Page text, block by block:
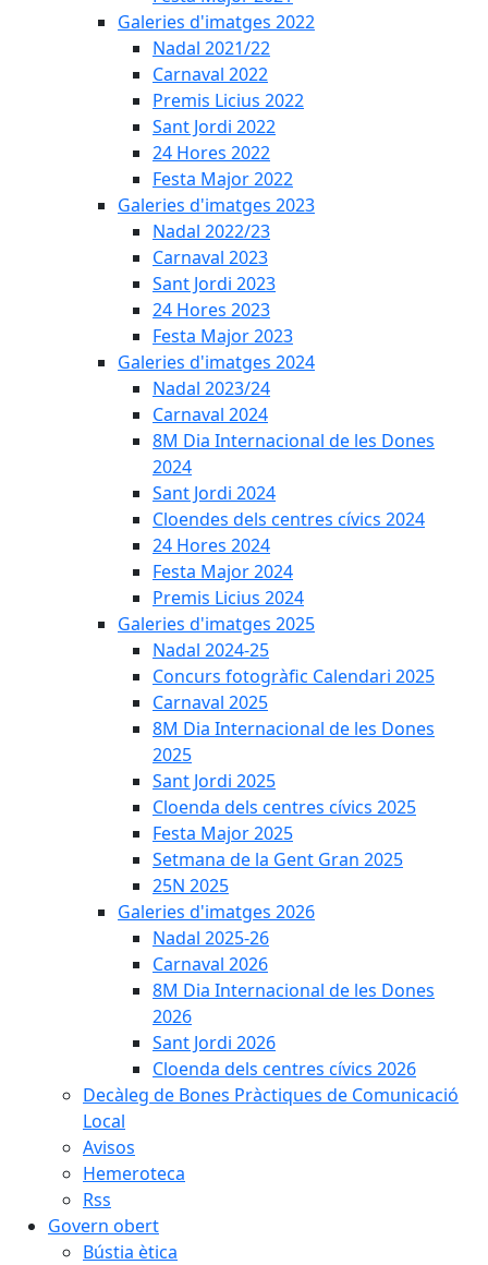
Galeries d'imatges 2022
Nadal 2021/22
Carnaval 2022
Premis Licius 2022
Sant Jordi 2022
24 Hores 2022
Festa Major 2022
Galeries d'imatges 2023
Nadal 2022/23
Carnaval 2023
Sant Jordi 2023
24 Hores 2023
Festa Major 2023
Galeries d'imatges 2024
Nadal 2023/24
Carnaval 2024
8M Dia Internacional de les Dones
2024
Sant Jordi 2024
Cloendes dels centres cívics 2024
24 Hores 2024
Festa Major 2024
Premis Licius 2024
Galeries d'imatges 2025
Nadal 2024-25
Concurs fotogràfic Calendari 2025
Carnaval 2025
8M Dia Internacional de les Dones
2025
Sant Jordi 2025
Cloenda dels centres cívics 2025
Festa Major 2025
Setmana de la Gent Gran 2025
25N 2025
Galeries d'imatges 2026
Nadal 2025-26
Carnaval 2026
8M Dia Internacional de les Dones
2026
Sant Jordi 2026
Cloenda dels centres cívics 2026
Decàleg de Bones Pràctiques de Comunicació
Local
Avisos
Hemeroteca
Rss
Govern obert
Bústia ètica